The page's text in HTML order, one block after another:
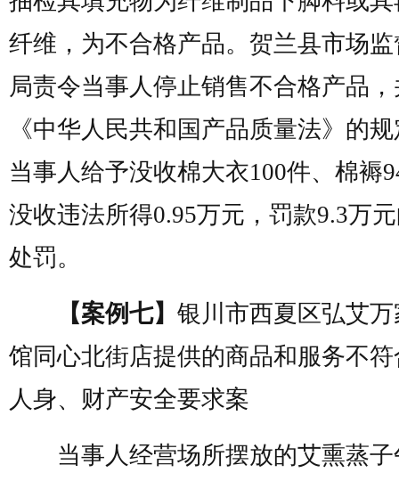
纤维，为不合格产品。贺兰县市场
局责令当事人停止销售不合格产品
《中华人民共和国产品质量法》的
当事人给予没收棉大衣100件、棉褥
没收违法所得0.95万元，罚款9.3万
处罚。
【案例七】 银川市西夏区弘艾
馆同心北街店提供的商品和服务不
人身、财产安全要求案
当事人经营场所摆放的艾熏蒸子